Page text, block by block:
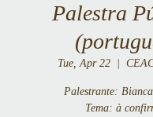
Palestra
Tue, Apr 22
Palestrante:
Tema: à